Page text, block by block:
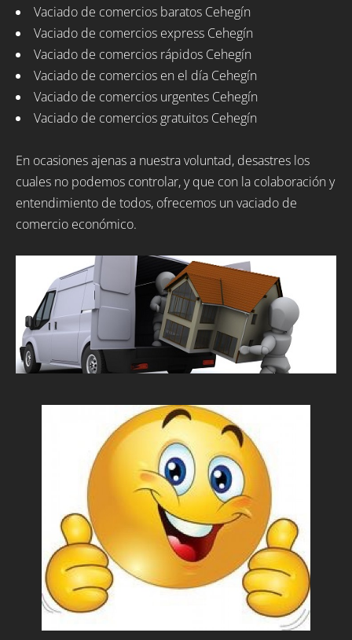
Vaciado de comercios baratos Cehegín
Vaciado de comercios express Cehegín
Vaciado de comercios rápidos Cehegín
Vaciado de comercios en el día Cehegín
Vaciado de comercios urgentes Cehegín
Vaciado de comercios gratuitos Cehegín
En ocasiones ajenas a nuestra voluntad, desastres los
cuales no podemos controlar, y que con la colaboración y
entendimiento de todos, ofrecemos un vaciado de
comercio económico.